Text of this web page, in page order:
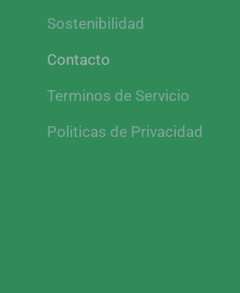
Sostenibilidad
Contacto
Terminos de Servicio
Politicas de Privacidad